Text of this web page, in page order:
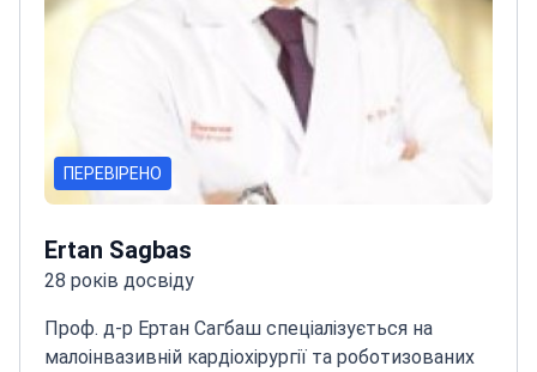
ПЕРЕВІРЕНО
Ertan Sagbas
28 років досвіду
Проф. д-р Ертан Сагбаш спеціалізується на
малоінвазивній кардіохірургії та роботизованих